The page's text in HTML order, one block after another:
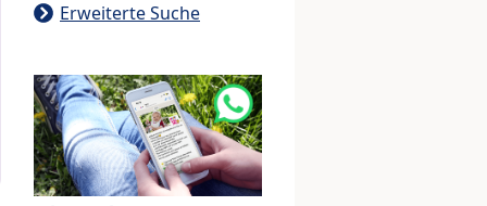
Erweiterte Suche